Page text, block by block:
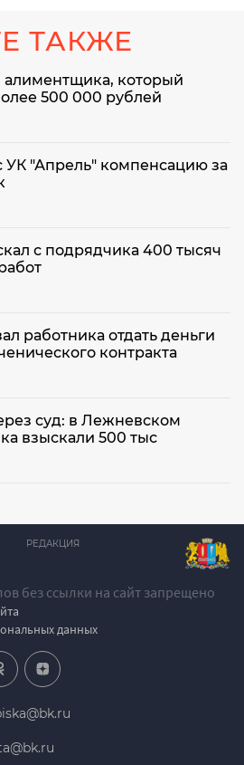
ТАКЖЕ
алиментщика, который
500 000 рублей
УК "Апрель" компенсацию за
с подрядчика 400 тысяч
работника отдать деньги
контракта
суд: в Лежневском
взыскали 500 тыс
без ссылки на сайт запрещено
данных
РЕДАКЦИЯ